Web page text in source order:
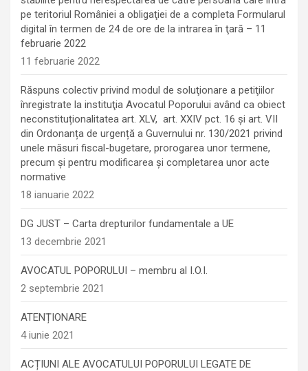
pe teritoriul României a obligaţiei de a completa Formularul
digital în termen de 24 de ore de la intrarea în ţară – 11
februarie 2022
11 februarie 2022
Răspuns colectiv privind modul de soluţionare a petiţiilor
înregistrate la instituţia Avocatul Poporului având ca obiect
neconstituționalitatea art. XLV, art. XXIV pct. 16 și art. VII
din Ordonanța de urgență a Guvernului nr. 130/2021 privind
unele măsuri fiscal-bugetare, prorogarea unor termene,
precum şi pentru modificarea şi completarea unor acte
normative
18 ianuarie 2022
DG JUST – Carta drepturilor fundamentale a UE
13 decembrie 2021
AVOCATUL POPORULUI – membru al I.O.I.
2 septembrie 2021
ATENȚIONARE
4 iunie 2021
ACȚIUNI ALE AVOCATULUI POPORULUI LEGATE DE